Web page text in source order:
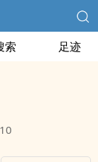
索 足迹